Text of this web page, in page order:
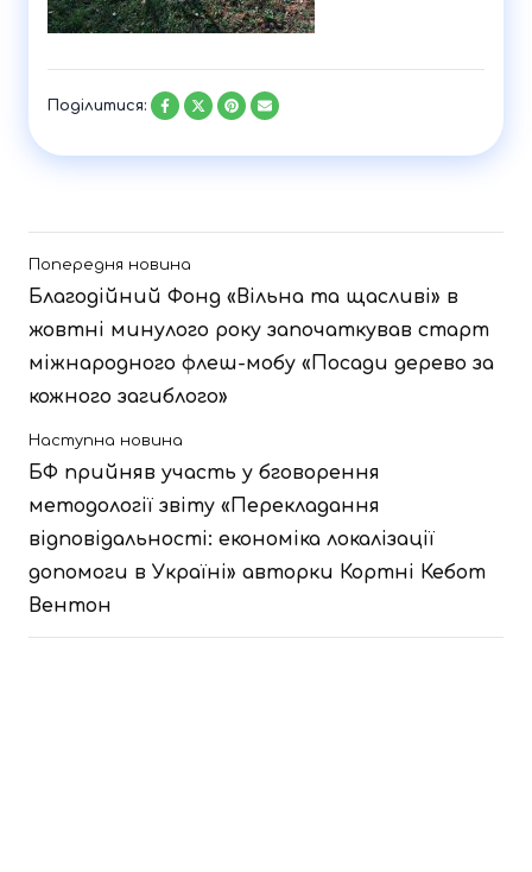
Поділитися:
Попередня новина
Благодійний Фонд «Вільна та щасливі» в
жовтні минулого року започаткував старт
міжнародного флеш-мобу «Посади дерево за
кожного загиблого»
Наступна новина
БФ прийняв участь у бговорення
методології звіту «Перекладання
відповідальності: економіка локалізації
допомоги в Україні» авторки Кортні Кебот
Вентон